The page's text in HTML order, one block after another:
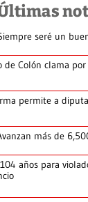
seré un
de Colón clama
permite a
más de
años para